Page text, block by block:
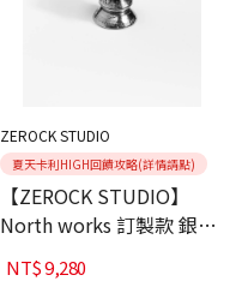
ZEROCK STUDIO
夏天卡利HIGH回饋攻略(詳情請點)
【ZEROCK STUDIO】
North works 訂製款 銀幣
雪茄架
NT$9,280